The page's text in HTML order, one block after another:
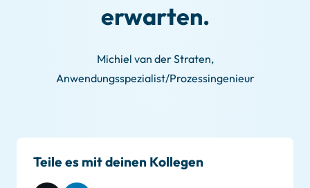
erwarten.
Michiel van der Straten,
Anwendungsspezialist/Prozessingenieur
Teile es mit deinen Kollegen